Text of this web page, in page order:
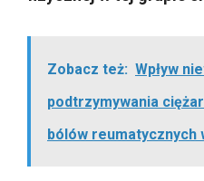
Zobacz też: Wpływ
podtrzymywania
bólów reumatycznych